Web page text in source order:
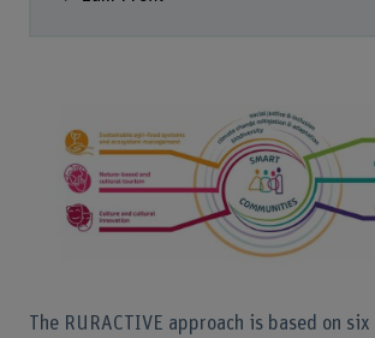
The RURACTIVE approach is based on